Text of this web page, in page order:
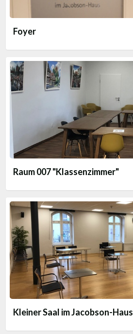
Foyer
Raum 007 "Klassenzimmer"
Kleiner Saal im Jacobson-Haus